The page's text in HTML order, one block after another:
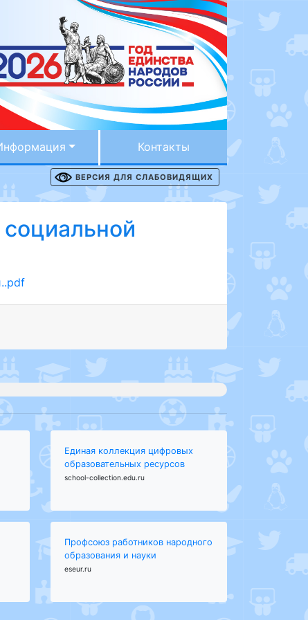
Контакты
ВЕРСИЯ ДЛЯ СЛАБОВИДЯЩИХ
Единая коллекция цифровых
образовательных ресурсов
school-collection.edu.ru
Профсоюз работников народного
образования и науки
eseur.ru